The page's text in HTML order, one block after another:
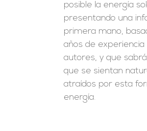
posible la energía
presentando una
primera mano,
años de
autores, y que
que se sientan
atraídos por esta
energía.